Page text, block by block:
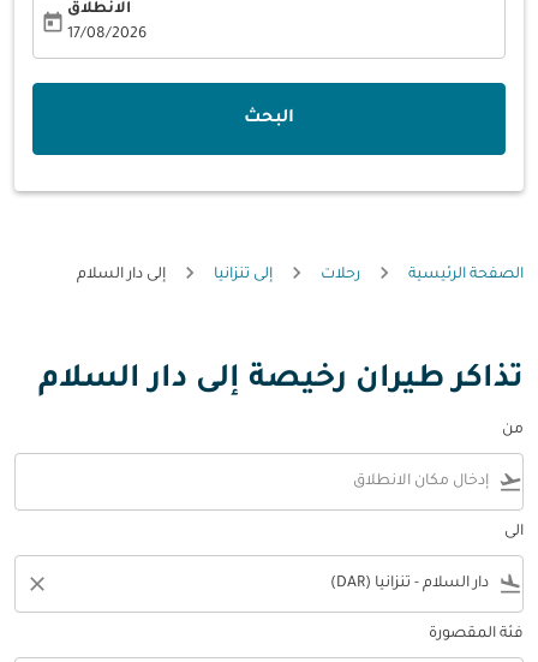
الانطلاق
17/08/2026
today
البحث
الصفحة الرئيسية رحلات إلى تنزانيا إلى دار السلام
تذاكر طيران رخيصة إلى دار السلام
من
flight_takeoff
الى
flight_land
close
فئة المقصورة